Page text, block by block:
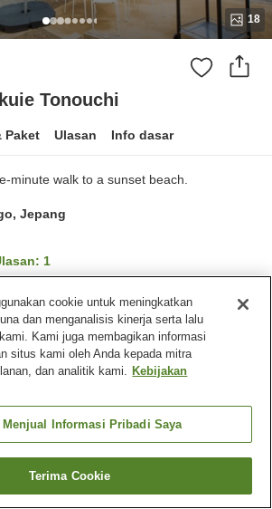
18
Tonouchi
Paket Ulasan Info dasar
minute walk to a sunset beach.
Jepang
1
Ramah hewan peliharaan di
dalam gedung
Hyogo
Kota Awaji
Cari kamar
cookie untuk meningkatkan
dan menganalisis kinerja serta lalu
Kami juga membagikan informasi
situs kami oleh Anda kepada mitra
dan analitik kami. Kebijakan
Menjual Informasi Pribadi Saya
Terima Cookie